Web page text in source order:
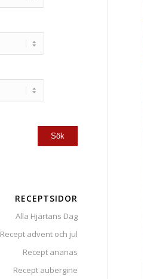
RECEPTSIDOR
Alla Hjärtans Dag
Recept advent och jul
Recept ananas
Recept aubergine